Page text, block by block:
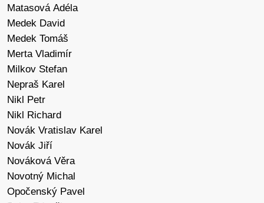
Matasová Adéla
Medek David
Medek Tomáš
Merta Vladimír
Milkov Stefan
Nepraš Karel
Nikl Petr
Nikl Richard
Novák Vratislav Karel
Novák Jiří
Nováková Věra
Novotný Michal
Opočenský Pavel